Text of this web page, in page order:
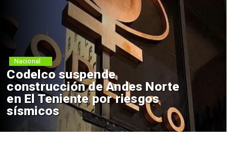
Codelco suspende
construcción de Andes Norte
en El Teniente por riesgos
sísmicos
Nacional